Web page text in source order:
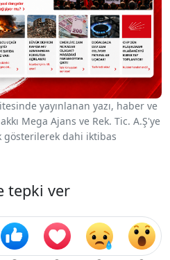
yayınlanan yazı, haber ve
Mega Ajans ve Rek. Tic. A.Ş'ye
gösterilerek dahi iktibas
tepki ver